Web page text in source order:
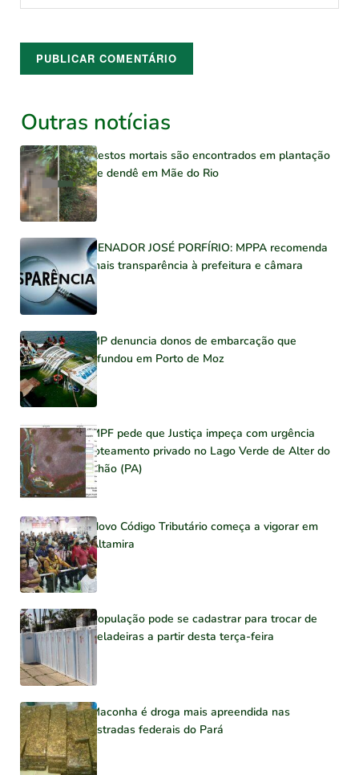
Outras notícias
Restos mortais são encontrados em plantação
de dendê em Mãe do Rio
SENADOR JOSÉ PORFÍRIO: MPPA recomenda
mais transparência à prefeitura e câmara
MP denuncia donos de embarcação que
afundou em Porto de Moz
MPF pede que Justiça impeça com urgência
loteamento privado no Lago Verde de Alter do
Chão (PA)
Novo Código Tributário começa a vigorar em
Altamira
População pode se cadastrar para trocar de
geladeiras a partir desta terça-feira
Maconha é droga mais apreendida nas
estradas federais do Pará